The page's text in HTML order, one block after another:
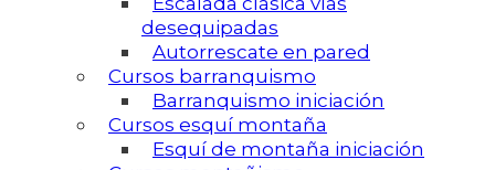
desequipadas
Autorrescate en pared
Cursos barranquismo
Barranquismo iniciación
Cursos esquí montaña
Esquí de montaña iniciación